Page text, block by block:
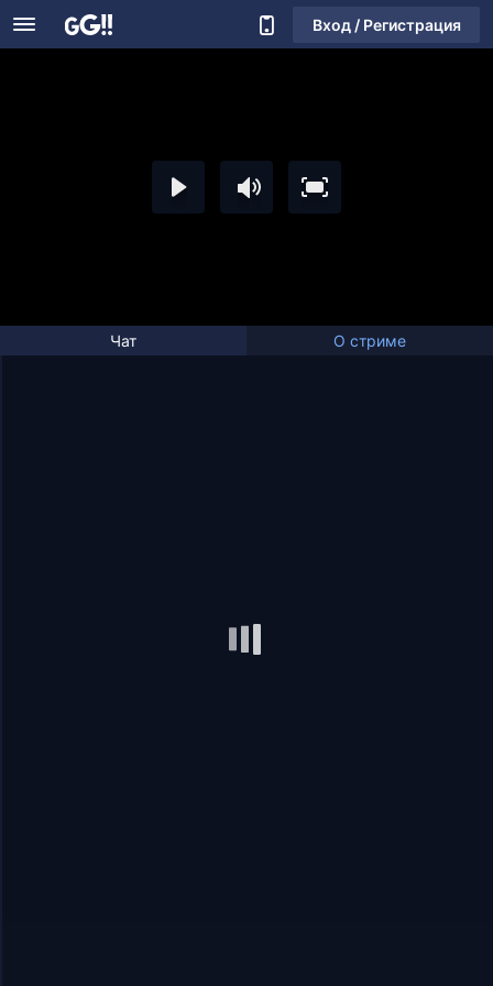
Вход / Регистрация
Чат О стриме